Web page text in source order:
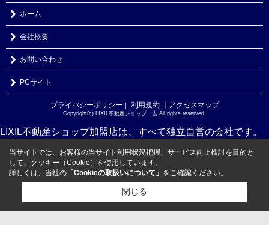
ホーム
会社概要
お問い合わせ
PCサイト
プライバシーポリシー ｜ 利用規約 ｜アクセスマップ
Copyright(c) LIXIL不動産ショップ一吉 All rights reserved.
LIXIL不動産ショップ加盟店は、すべて独立自営の会社です。
当サイトでは、お客様の当サイト利用状況把握、サービス向上検討を目的と
して、クッキー（Cookie）を使用しています。
詳しくは、当社の 「Cookieの取扱いについて」 をご確認ください。
閉じる